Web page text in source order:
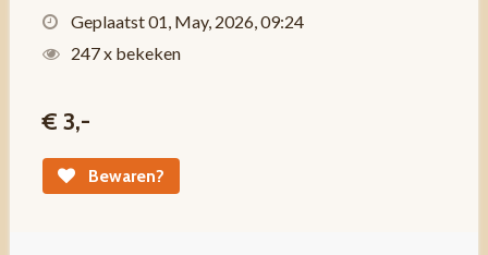
Geplaatst 01, May, 2026, 09:24
247 x bekeken
€ 3,-
Bewaren?